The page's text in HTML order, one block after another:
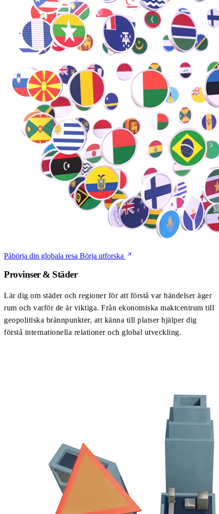
Påbörja din globala resa Börja utforska
Provinser & Städer
Lär dig om städer och regioner för att förstå var händelser äger
rum och varför de är viktiga. Från ekonomiska maktcentrum till
geopolitiska brännpunkter, att känna till platser hjälper dig
förstå internationella relationer och global utveckling.